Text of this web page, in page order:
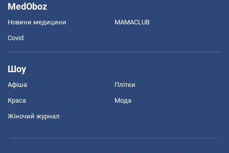
MedOboz
Новини медицини MAMACLUB
Covid
Шоу
Афіша Плітки
Краса Мода
Жіночий журнал